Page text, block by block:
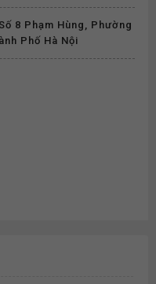
8 Phạm Hùng, Phường
Phố Hà Nội